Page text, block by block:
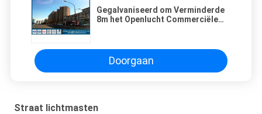
Gegalvaniseerd om Verminderde
8m het Openlucht Commerciële
Doorgaan
Straat lichtmasten